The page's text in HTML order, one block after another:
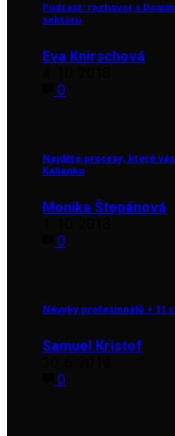
Podcast: rozhovor s
sektoru
Eva Knirschová
0
Najděte procesy, které
Kalianko
Monika Štepánová
0
Návyky profesionálů + 11
Samuel Kristof
0